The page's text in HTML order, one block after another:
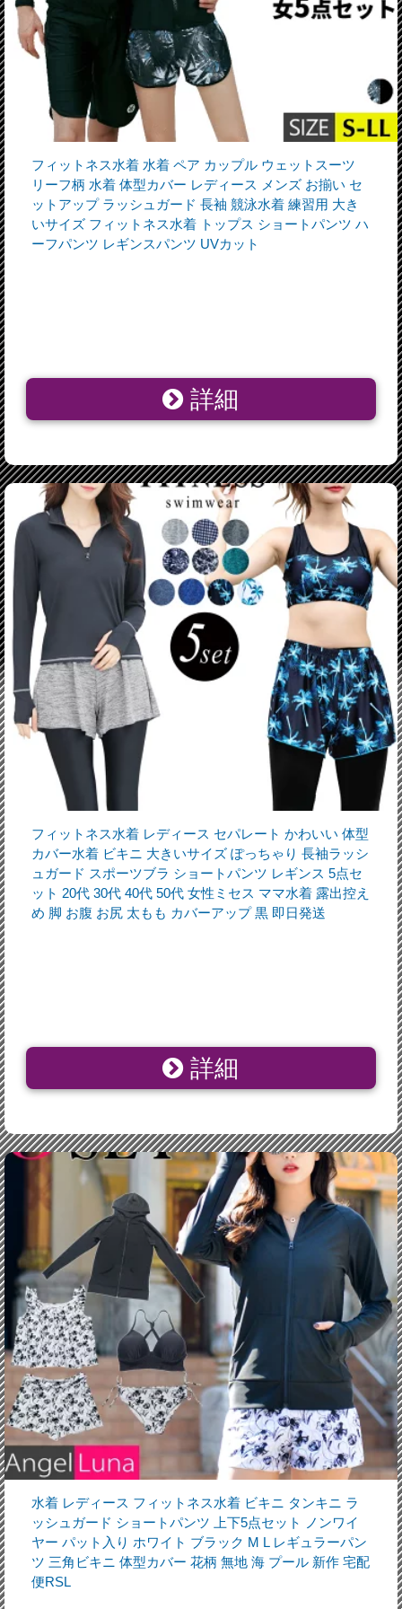
フィットネス水着 水着 ペア カップル ウェットスーツ
リーフ柄 水着 体型カバー レディース メンズ お揃い セ
ットアップ ラッシュガード 長袖 競泳水着 練習用 大き
いサイズ フィットネス水着 トップス ショートパンツ ハ
ーフパンツ レギンスパンツ UVカット
詳細
フィットネス水着 レディース セパレート かわいい 体型
カバー水着 ビキニ 大きいサイズ ぽっちゃり 長袖ラッシ
ュガード スポーツブラ ショートパンツ レギンス 5点セ
ット 20代 30代 40代 50代 女性ミセス ママ水着 露出控え
め 脚 お腹 お尻 太もも カバーアップ 黒 即日発送
詳細
水着 レディース フィットネス水着 ビキニ タンキニ ラ
ッシュガード ショートパンツ 上下5点セット ノンワイ
ヤー パット入り ホワイト ブラック M L レギュラーパン
ツ 三角ビキニ 体型カバー 花柄 無地 海 プール 新作 宅配
便RSL